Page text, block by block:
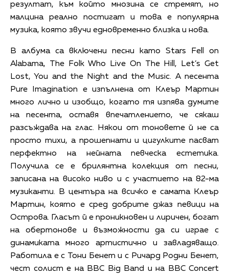
резултат, към който мнозина се стремят, но
малцина реално постигат и това е популярна
музика, която звучи едновременно близка и нова.
В албума са включени песни като Stars Fell on
Alabama, The Folk Who Live On The Hill, Let’s Get
Lost, You and the Night and the Music. А песента
Pure Imagination е изпълнена от Клеър Мартин
много лично и изобщо, когато тя изпява думите
на песента, оставя впечатлението, че сякаш
разсъждава на глас. Някои от тоновете й не са
просто тихи, а прошепнати и цигулките пасват
перфектно на нейната певческа естетика.
Получила се е брилянтна колекция от песни,
записана на високо ниво и с участието на 82-ма
музиканти. В центъра на всичко е самата Клеър
Мартин, която е сред добрите джаз певици на
Острова. Гласът й е проникновен и лиричен, богат
на обертонове и възможности да си играе с
динамиката много артистично и завладяващо.
Работила е с Тони Бенет и с Ричард Родни Бенет,
чест солист е на BBC Big Band и на BBC Concert